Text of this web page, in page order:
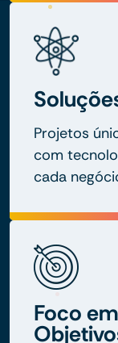
Projetos
com
cada
Foco